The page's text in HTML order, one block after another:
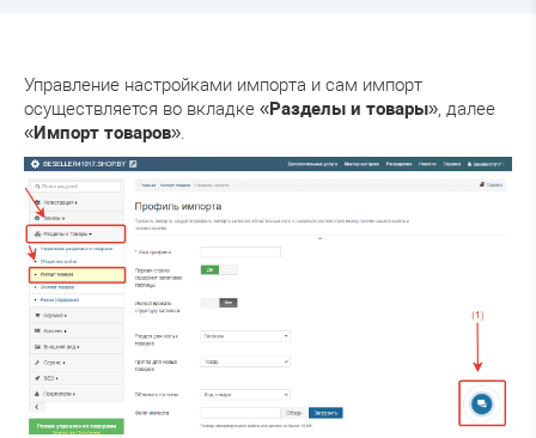
Управление настройками импорта и сам импорт
осуществляется во вкладке «Разделы и товары», далее
«Импорт товаров».